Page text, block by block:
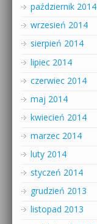
październik 2014
wrzesień 2014
sierpień 2014
lipiec 2014
czerwiec 2014
maj 2014
kwiecień 2014
marzec 2014
luty 2014
styczeń 2014
grudzień 2013
listopad 2013